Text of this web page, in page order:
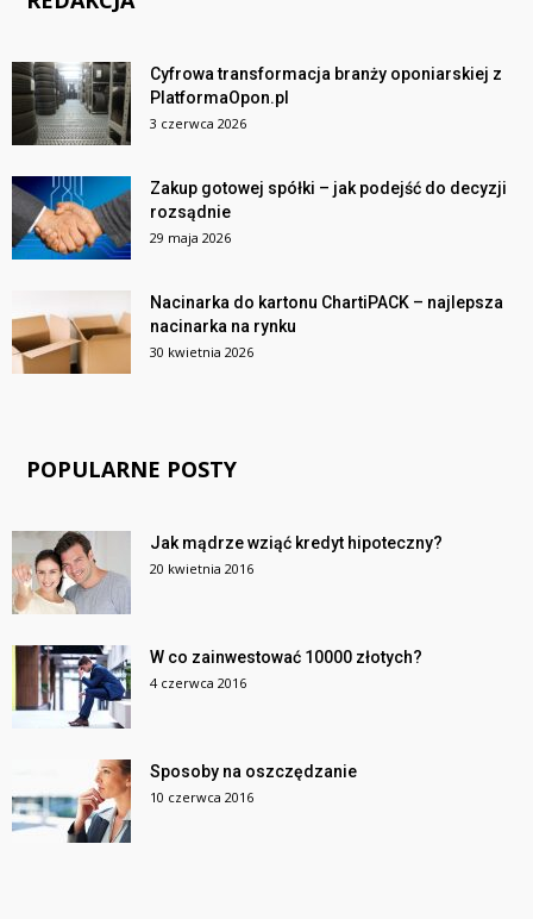
Cyfrowa transformacja branży oponiarskiej z
PlatformaOpon.pl
3 czerwca 2026
Zakup gotowej spółki – jak podejść do decyzji
rozsądnie
29 maja 2026
Nacinarka do kartonu ChartiPACK – najlepsza
nacinarka na rynku
30 kwietnia 2026
POPULARNE POSTY
Jak mądrze wziąć kredyt hipoteczny?
20 kwietnia 2016
W co zainwestować 10000 złotych?
4 czerwca 2016
Sposoby na oszczędzanie
10 czerwca 2016